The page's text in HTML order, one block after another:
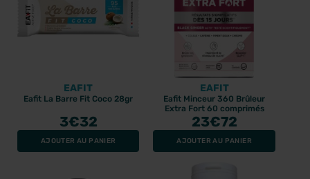
EAFIT
Eafit La Barre Fit Coco 28gr
3€32
AJOUTER AU PANIER
EAFIT
Eafit Minceur 360 Brûleur
Extra Fort 60 comprimés
23€72
AJOUTER AU PANIER